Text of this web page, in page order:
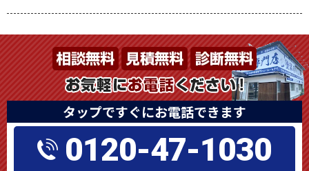
タップですぐにお電話できます
0120-47-1030